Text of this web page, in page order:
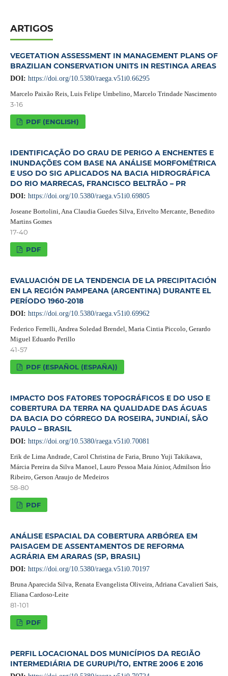
ARTIGOS
VEGETATION ASSESSMENT IN MANAGEMENT PLANS OF
BRAZILIAN CONSERVATION UNITS IN RESTINGA AREAS
DOI: https://doi.org/10.5380/raega.v51i0.66295
Marcelo Paixão Reis, Luis Felipe Umbelino, Marcelo Trindade Nascimento
3-16
PDF (ENGLISH)
IDENTIFICAÇÃO DO GRAU DE PERIGO A ENCHENTES E
INUNDAÇÕES COM BASE NA ANÁLISE MORFOMÉTRICA
E USO DO SIG APLICADOS NA BACIA HIDROGRÁFICA
DO RIO MARRECAS, FRANCISCO BELTRÃO – PR
DOI: https://doi.org/10.5380/raega.v51i0.69805
Joseane Bortolini, Ana Claudia Guedes Silva, Erivelto Mercante, Benedito
Martins Gomes
17-40
PDF
EVALUACIÓN DE LA TENDENCIA DE LA PRECIPITACIÓN
EN LA REGIÓN PAMPEANA (ARGENTINA) DURANTE EL
PERÍODO 1960-2018
DOI: https://doi.org/10.5380/raega.v51i0.69962
Federico Ferrelli, Andrea Soledad Brendel, Maria Cintia Piccolo, Gerardo
Miguel Eduardo Perillo
41-57
PDF (ESPAÑOL (ESPAÑA))
IMPACTO DOS FATORES TOPOGRÁFICOS E DO USO E
COBERTURA DA TERRA NA QUALIDADE DAS ÁGUAS
DA BACIA DO CÓRREGO DA ROSEIRA, JUNDIAÍ, SÃO
PAULO – BRASIL
DOI: https://doi.org/10.5380/raega.v51i0.70081
Erik de Lima Andrade, Carol Christina de Faria, Bruno Yuji Takikawa,
Márcia Pereira da Silva Manoel, Lauro Pessoa Maia Júnior, Admilson Írio
Ribeiro, Gerson Araujo de Medeiros
58-80
PDF
ANÁLISE ESPACIAL DA COBERTURA ARBÓREA EM
PAISAGEM DE ASSENTAMENTOS DE REFORMA
AGRÁRIA EM ARARAS (SP, BRASIL)
DOI: https://doi.org/10.5380/raega.v51i0.70197
Bruna Aparecida Silva, Renata Evangelista Oliveira, Adriana Cavalieri Sais,
Eliana Cardoso-Leite
81-101
PDF
PERFIL LOCACIONAL DOS MUNICÍPIOS DA REGIÃO
INTERMEDIÁRIA DE GURUPI/TO, ENTRE 2006 E 2016